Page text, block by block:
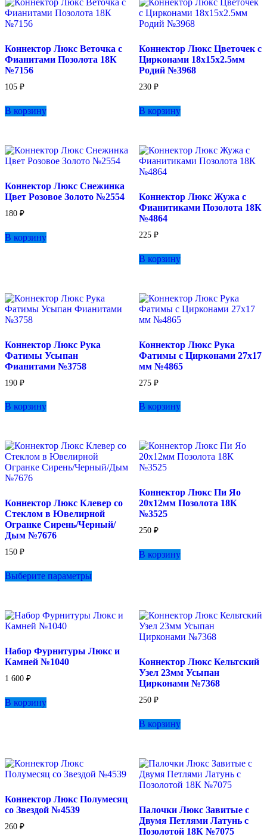
Коннектор Люкс Веточка с
Фианитами Позолота 18К
№7156
105 ₽
В корзину
Коннектор Люкс Цветочек с
Цирконами 18х15х2.5мм
Родий №3968
230 ₽
В корзину
Коннектор Люкс Снежинка
Цвет Розовое Золото №2554
180 ₽
В корзину
Коннектор Люкс Жужа с
Фианитиками Позолота 18К
№4864
225 ₽
В корзину
Коннектор Люкс Рука
Фатимы Усыпан
Фианитами №3758
190 ₽
В корзину
Коннектор Люкс Рука
Фатимы с Цирконами 27х17
мм №4865
275 ₽
В корзину
Коннектор Люкс Клевер со
Стеклом в Ювелирной
Огранке Сирень/Черный/
Дым №7676
150 ₽
Выберите параметры
Опции
на
Коннектор Люкс Пи Яо
20х12мм Позолота 18К
№3525
250 ₽
В корзину
Набор Фурнитуры Люкс и
Камней №1040
1 600 ₽
В корзину
Коннектор Люкс Кельтский
Узел 23мм Усыпан
Цирконами №7368
250 ₽
В корзину
Коннектор Люкс Полумесяц
со Звездой №4539
260 ₽
Палочки Люкс Завитые с
Двумя Петлями Латунь с
Позолотой 18К №7075